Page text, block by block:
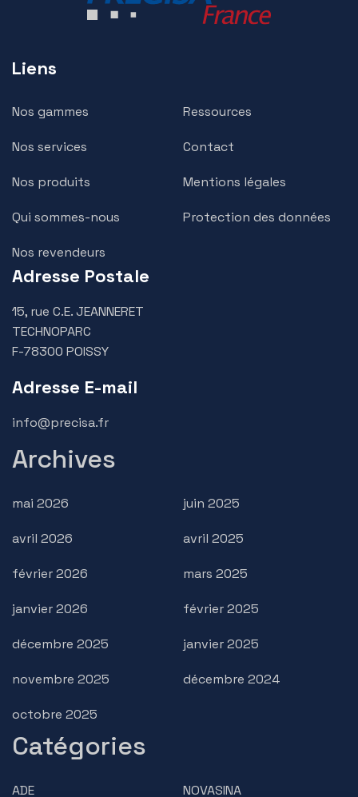
Liens
Nos gammes
Nos services
Nos produits
Qui sommes-nous
Nos revendeurs
Ressources
Contact
Mentions légales
Protection des données
Adresse Postale
15, rue C.E. JEANNERET
TECHNOPARC
F-78300 POISSY
Adresse E-mail
info@precisa.fr
Archives
mai 2026
avril 2026
février 2026
janvier 2026
décembre 2025
novembre 2025
octobre 2025
juin 2025
avril 2025
mars 2025
février 2025
janvier 2025
décembre 2024
Catégories
ADE NOVASINA